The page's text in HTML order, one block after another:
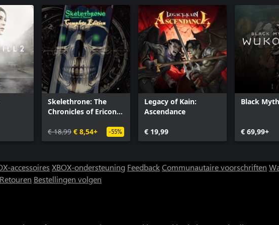
Skelethrone: The
Chronicles of Ericona
€ 18,99 € 8,54+ -55%
Legacy of Kain:
Ascendance
€ 19,99
Black
€ 69,99+
accessoires XBOX-ondersteuning FeedbackCommunautaire voorschriften
Retouren Bestellingen volgen